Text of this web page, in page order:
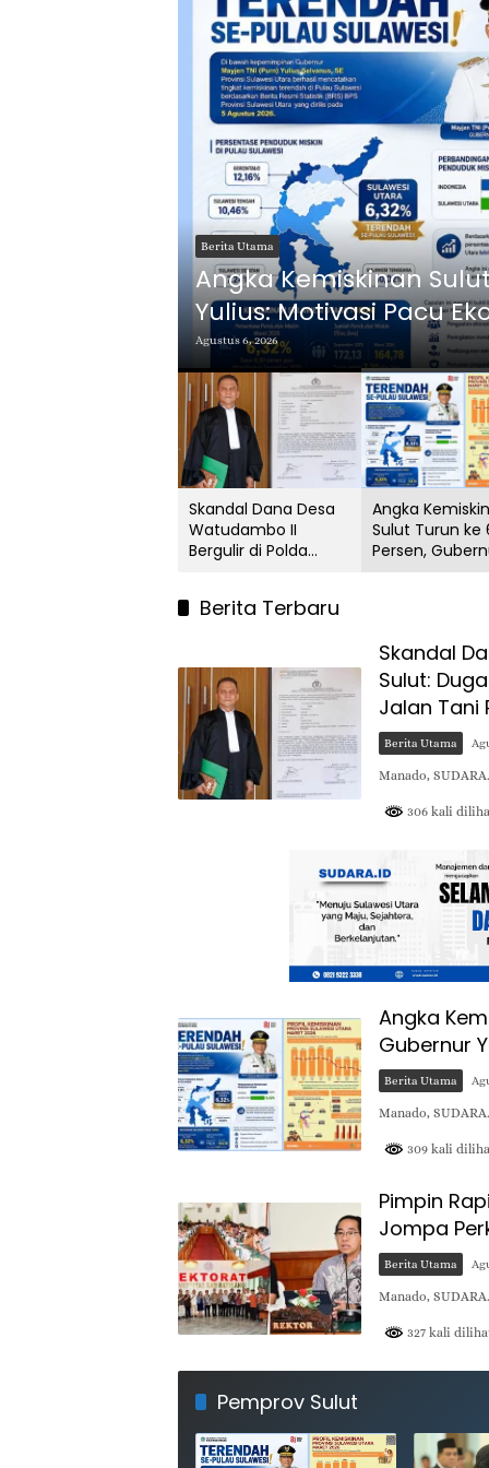
Berita Utama
Pimpin Rapim
Jompa Perkuat
Agustus 5, 2026
Skandal Dana Desa
Watudambo II
Bergulir di Polda
Guru PAUD Hingga
Angka
Sulut Turun ke
Persen,
Yulius:
Berita Terbaru
Skandal
Sulut:
Jalan Tani
Berita Utama
Manado,
306 kali
Angka
Gubernur
Berita Utama
Manado,
309 kali
Pimpin
Jompa
Berita Utama
Manado,
327 kali
SUDARA.ID
Pemprov Sulut